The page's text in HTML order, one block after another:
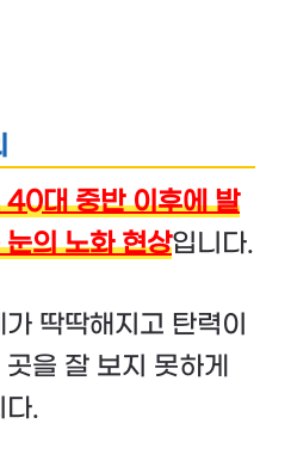
40대 중반 이후에 발
의 노화 현상입니다.
딱딱해지고 탄력이
을 잘 보지 못하게
다.